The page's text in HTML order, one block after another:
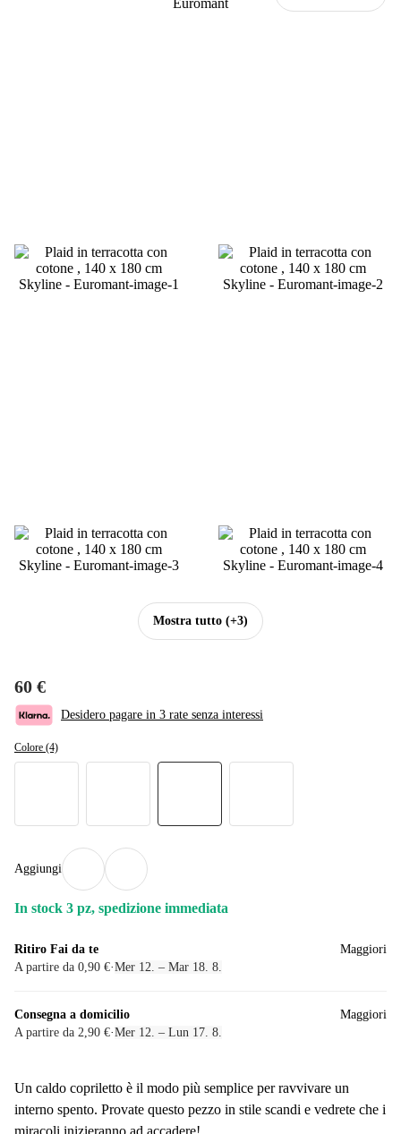
Mostra tutto (+3)
60 €
Desidero pagare in 3 rate senza interessi
Colore (4)
Aggiungi
In stock 3 pz, spedizione immediata
Ritiro Fai da te
A partire da 0,90 €·Mer 12. – Mar 18. 8.
Maggiori
Consegna a domicilio
A partire da 2,90 €·Mer 12. – Lun 17. 8.
Maggiori
Un caldo copriletto è il modo più semplice per ravvivare un
interno spento. Provate questo pezzo in stile scandi e vedrete che i
miracoli inizieranno ad accadere!